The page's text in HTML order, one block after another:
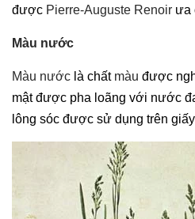
được Pierre-Auguste Renoir ưa
Màu nước
Màu nước là chấtmàu được
mật được pha loãng với nước
lông sóc được sử dụng trên